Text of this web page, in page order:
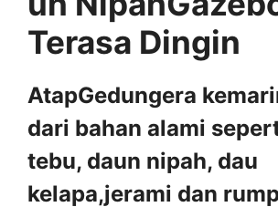
Terasa Dingin
AtapGedungera
dari bahan alami
tebu, daun nipah, dau
kelapa,jerami dan